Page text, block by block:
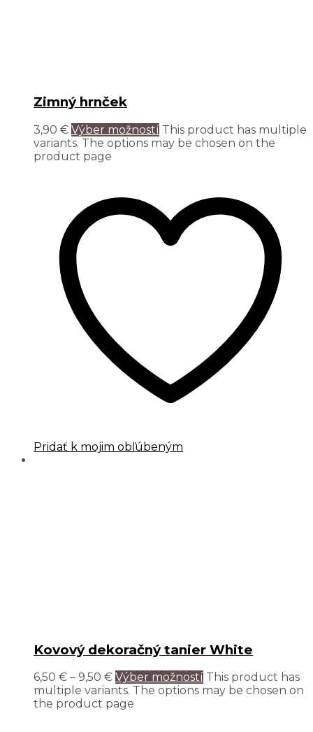
Zimný hrnček
3,90 € Výber možností This product has multiple
variants. The options may be chosen on the
product page
Pridať k mojim obľúbeným
Kovový dekoračný tanier White
6,50 € – 9,50 € Výber možností This product has
multiple variants. The options may be chosen on
the product page